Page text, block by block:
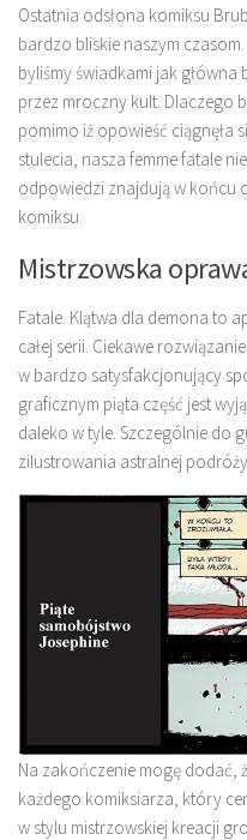
Ostatnia odsłona komiksu
bardzo bliskie naszym
byliśmy świadkami jak
przez mroczny kult. Dlaczego
pomimo iż opowieść ciągnęła
stulecia, nasza femme fatale
odpowiedzi znajdują w końcu
komiksu.
Mistrzowska
Fatale. Klątwa dla demona to
całej serii. Ciekawe
w bardzo satysfakcjonujący
graficznym piąta część jest
daleko w tyle. Szczególnie do
zilustrowania astralnej
Na zakończenie mogę dodać,
każdego komiksiarza, który
w stylu mistrzowskiej kreacji